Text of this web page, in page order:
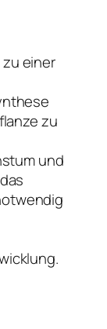
einer
zu
und